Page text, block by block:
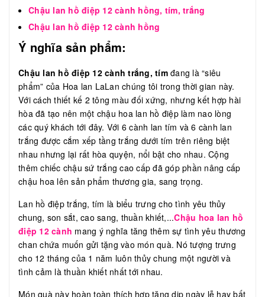
Chậu lan hồ điệp 12 cành hồng, tím, trắng
Chậu lan hồ điệp 12 cành hồng
Ý nghĩa sản phẩm:
Chậu lan hồ điệp 12 cành trắng, tímđang là “siêu
phẩm” của Hoa lan LaLan chúng tôi trong thời gian này.
Với cách thiết kế 2 tông màu đối xứng, nhưng kết hợp hài
hòa đã tạo nên một chậu hoa lan hồ điệp làm nao lòng
các quý khách tới đây. Với 6 cành lan tím và 6 cành lan
trắng được cắm xếp tầng trắng dưới tím trên riêng biệt
nhau nhưng lại rất hòa quyện, nổi bật cho nhau. Cộng
thêm chiếc chậu sứ trắng cao cấp đã góp phần nâng cấp
chậu hoa lên sản phẩm thương gia, sang trọng.
Lan hồ điệp trắng, tím là biểu trưng cho tình yêu thủy
chung, son sắt, cao sang, thuần khiết,...Chậu hoa lan hồ
điệp 12 cành mang ý nghĩa tăng thêm sự tình yêu thương
chan chứa muốn gửi tặng vào món quà. Nó tượng trưng
cho 12 tháng của 1 năm luôn thủy chung một người và
tình cảm là thuần khiết nhất tới nhau.
Món quà này hoàn toàn thích hợp tặng dịp ngày lễ hay bất